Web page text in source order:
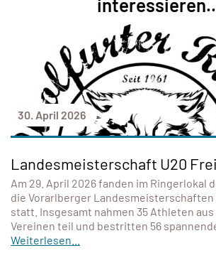
30. April 2026
Landesmeisterschaft U20
Am 29. April 2026 fanden im Ringerlokal
die Vorarlberger Landesmeisterschaften
statt. Insgesamt nahmen 35 Athleten
Vereinen teil und bestritten 56
Weiterlesen...